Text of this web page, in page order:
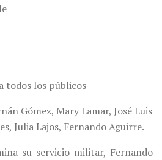
todos los públicos
Gómez, Mary Lamar, José Luis
Julia Lajos, Fernando Aguirre.
su servicio militar, Fernando